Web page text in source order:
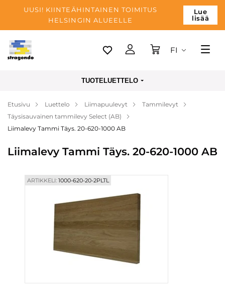
UUSI! KIINTEÄHINTAINEN TOIMITUS
HELSINGIN ALUEELLE
Lue
lisää
Tallinn
Maksu
Yrityksen
Blogi
FI
TUOTELUETTELO
Etusivu Luettelo Liimapuulevyt
Tammilevyt
Täysisauvainen tammilevy Select (AB)
Liimalevy Tammi Täys. 20-620-1000 AB
Liimalevy Tammi Täys. 20-620-1000 AB
ARTIKKELI:1000-620-20-2PLTL